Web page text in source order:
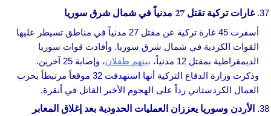
غارات تركية تقتل 27 مدنياً في شمال شرق سوريا
أسفرت 45 غارة تركية عن مقتل 27 مدنياً في مناطق تسيطر عليها
القوات الكردية في شمال شرق سوريا. وأفادت قوات سوريا
الديمقراطية بمقتل 12 مدنياً،
بينهم طفلان
، وإصابة 25 آخرين.
وذكرت وزارة الدفاع التركية أنها استهدفت 32 موقعاً مرتبطاً بحزب
العمال الكردستاني رداً على الهجوم الأخير القاتل في أنقرة.
الأردن وسوريا يعززان العمليات الحدودية بعد إغلاق المعابر